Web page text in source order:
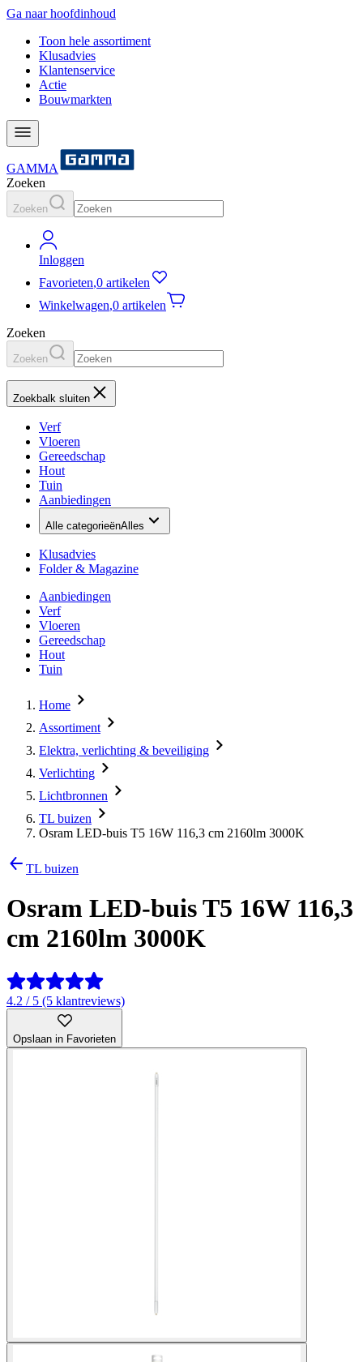
Ga naar hoofdinhoud
Toon hele assortiment
Klusadvies
Klantenservice
Actie
Bouwmarkten
GAMMA
Zoeken
Zoeken
Inloggen
Favorieten,0 artikelen
Winkelwagen,0 artikelen
Zoeken
Zoeken
Zoekbalk sluiten
Verf
Vloeren
Gereedschap
Hout
Tuin
Aanbiedingen
Alle categorieënAlles
Klusadvies
Folder & Magazine
Aanbiedingen
Verf
Vloeren
Gereedschap
Hout
Tuin
Home
Assortiment
Elektra, verlichting & beveiliging
Verlichting
Lichtbronnen
TL buizen
Osram LED-buis T5 16W 116,3 cm 2160lm 3000K
TL buizen
Osram LED-buis T5 16W 116,3
cm 2160lm 3000K
4.2 / 5 (5 klantreviews)
Opslaan in Favorieten